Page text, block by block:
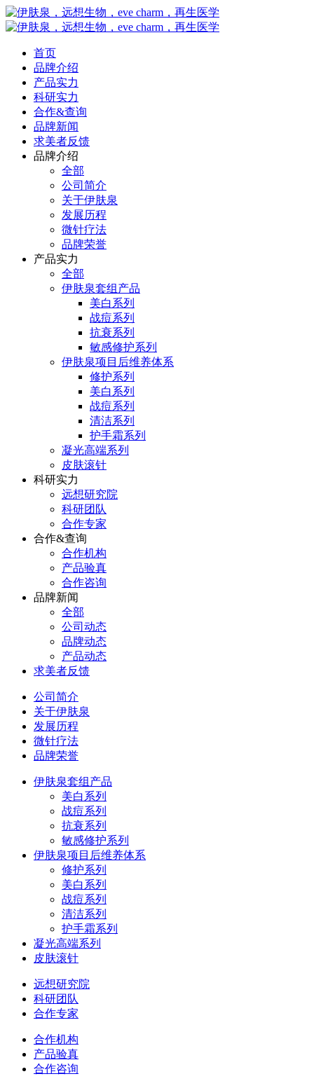
首页
品牌介绍
产品实力
科研实力
合作&查询
品牌新闻
求美者反馈
品牌介绍
全部
公司简介
关于伊肤泉
发展历程
微针疗法
品牌荣誉
产品实力
全部
伊肤泉套组产品
美白系列
战痘系列
抗衰系列
敏感修护系列
伊肤泉项目后维养体系
修护系列
美白系列
战痘系列
清洁系列
护手霜系列
凝光高端系列
皮肤滚针
科研实力
远想研究院
科研团队
合作专家
合作&查询
合作机构
产品验真
合作咨询
品牌新闻
全部
公司动态
品牌动态
产品动态
求美者反馈
公司简介
关于伊肤泉
发展历程
微针疗法
品牌荣誉
伊肤泉套组产品
美白系列
战痘系列
抗衰系列
敏感修护系列
伊肤泉项目后维养体系
修护系列
美白系列
战痘系列
清洁系列
护手霜系列
凝光高端系列
皮肤滚针
远想研究院
科研团队
合作专家
合作机构
产品验真
合作咨询